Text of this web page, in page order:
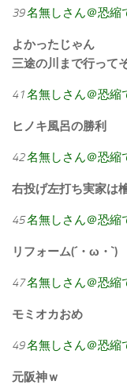
39名無しさん＠恐縮
よかったじゃん
三途の川まで行って
41名無しさん＠恐縮
ヒノキ風呂の勝利
42名無しさん＠恐縮
右投げ左打ち実家は
45名無しさん＠恐縮
リフォーム(´・ω・`)
47名無しさん＠恐縮
モミオカおめ
49名無しさん＠恐縮
元阪神ｗ